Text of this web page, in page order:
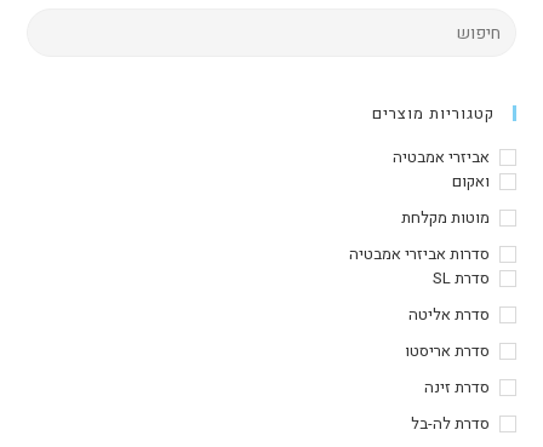
קטגוריות מוצרים
אביזרי אמבטיה
ואקום
מוטות מקלחת
סדרות אביזרי אמבטיה
סדרת SL
סדרת אליטה
סדרת אריסטו
סדרת זינה
סדרת לה-בל